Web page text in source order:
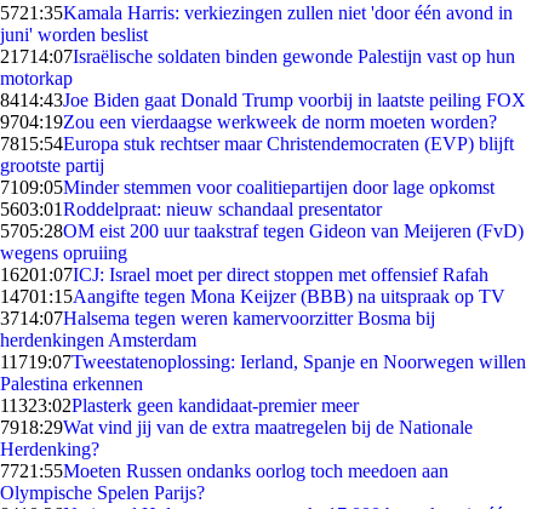
5721:35Kamala Harris: verkiezingen zullen niet 'door één avond in
juni' worden beslist
21714:07Israëlische soldaten binden gewonde Palestijn vast op hun
motorkap
8414:43Joe Biden gaat Donald Trump voorbij in laatste peiling FOX
9704:19Zou een vierdaagse werkweek de norm moeten worden?
7815:54Europa stuk rechtser maar Christendemocraten (EVP) blijft
grootste partij
7109:05Minder stemmen voor coalitiepartijen door lage opkomst
5603:01Roddelpraat: nieuw schandaal presentator
5705:28OM eist 200 uur taakstraf tegen Gideon van Meijeren (FvD)
wegens opruiing
16201:07ICJ: Israel moet per direct stoppen met offensief Rafah
14701:15Aangifte tegen Mona Keijzer (BBB) na uitspraak op TV
3714:07Halsema tegen weren kamervoorzitter Bosma bij
herdenkingen Amsterdam
11719:07Tweestatenoplossing: Ierland, Spanje en Noorwegen willen
Palestina erkennen
11323:02Plasterk geen kandidaat-premier meer
7918:29Wat vind jij van de extra maatregelen bij de Nationale
Herdenking?
7721:55Moeten Russen ondanks oorlog toch meedoen aan
Olympische Spelen Parijs?